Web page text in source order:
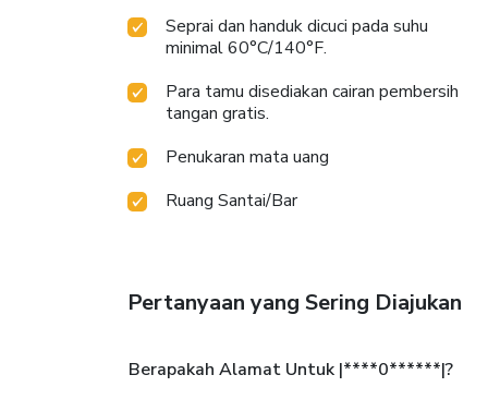
Seprai dan handuk dicuci pada suhu
minimal 60°C/140°F.
Para tamu disediakan cairan pembersih
tangan gratis.
Penukaran mata uang
Ruang Santai/Bar
Pertanyaan yang Sering Diajukan
Berapakah Alamat Untuk |****0******|?